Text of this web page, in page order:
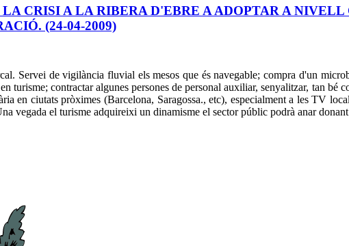
LA CRISI A LA RIBERA D'EBRE A ADOPTAR A
(24-04-2009)
Servei de vigilància fluvial els mesos que és navegable; compra d'un
turisme; contractar algunes persones de personal auxiliar, senyalitzar, tan
en ciutats pròximes (Barcelona, Saragossa., etc), especialment a les TV
vegada el turisme adquireixi un dinamisme el sector públic podrà anar